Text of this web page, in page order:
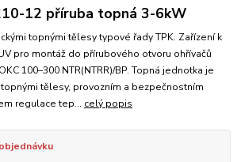
12 příruba topná 3-6kW
topnými tělesy typové řady TPK. Zařízení k
pro montáž do přírubového otvoru ohřívačů
100–300 NTR(NTRR)/BP. Topná jednotka je
tělesy, provozním a bezpečnostním
regulace tep... celý popis